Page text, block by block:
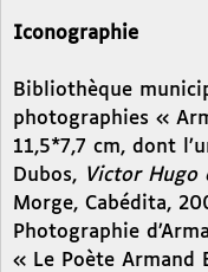
Iconographie
Bibliothèque
photographies «
11,5*7,7 cm, dont
Dubos, Victor Hugo
Morge, Cabédita,
Photographie
« Le Poète Armand